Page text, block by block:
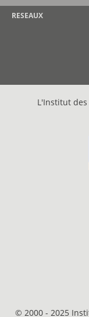
RESEAUX
L'Institut
© 2000 - 2025